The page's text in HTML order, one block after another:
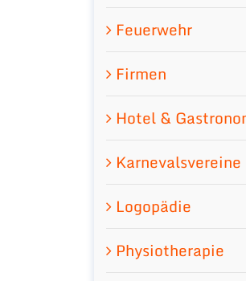
Feuerwehr
Firmen
Hotel &
Karnevalsvereine
Logopädie
Physiotherapie